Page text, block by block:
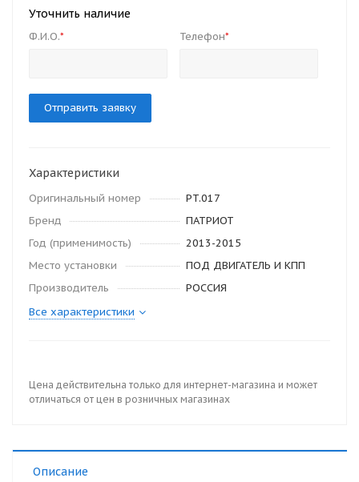
Уточнить наличие
Ф.И.О.* Телефон*
Отправить заявку
Характеристики
Оригинальный номер
PT.017
Бренд
ПАТРИОТ
Год (применимость)
2013-2015
Место установки
ПОД ДВИГАТЕЛЬ И КПП
Производитель
РОССИЯ
Все характеристики
Цена действительна только для интернет-магазина и может
отличаться от цен в розничных магазинах
Описание